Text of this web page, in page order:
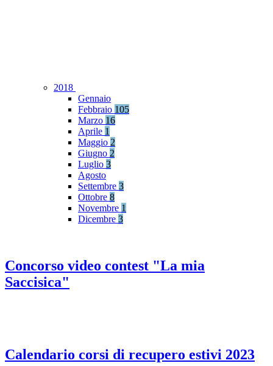
2018
Gennaio
Febbraio 105
Marzo 16
Aprile 1
Maggio 2
Giugno 2
Luglio 3
Agosto
Settembre 3
Ottobre 8
Novembre 1
Dicembre 3
Concorso video contest "La mia
Saccisica"
Calendario corsi di recupero estivi 2023